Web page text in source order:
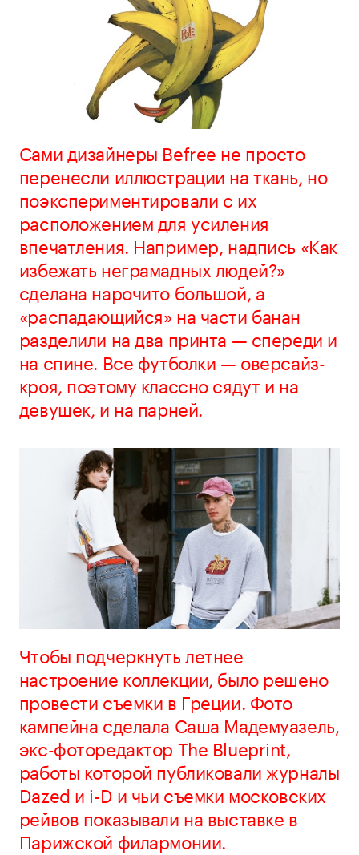
Сами дизайнеры Befree не просто
перенесли иллюстрации на ткань, но
поэкспериментировали с их
расположением для усиления
впечатления. Например, надпись «Как
избежать неграмадных людей?»
сделана нарочито большой, а
«распадающийся» на части банан
разделили на два принта — спереди и
на спине. Все футболки — оверсайз-
кроя, поэтому классно сядут и на
девушек, и на парней.
Чтобы подчеркнуть летнее
настроение коллекции, было решено
провести съемки в Греции. Фото
кампейна сделала Саша Мадемуазель,
экс-фоторедактор The Blueprint,
работы которой публиковали журналы
Dazed и i-D и чьи съемки московских
рейвов показывали на выставке в
Парижской филармонии.